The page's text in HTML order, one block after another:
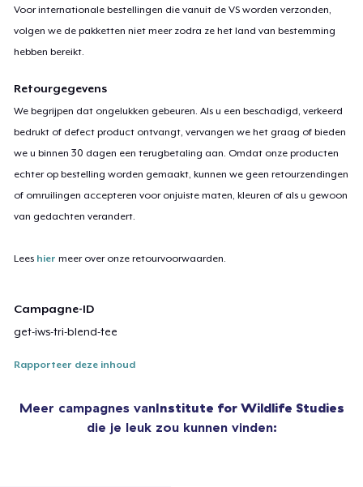
Voor internationale bestellingen die vanuit de VS worden verzonden,
volgen we de pakketten niet meer zodra ze het land van bestemming
hebben bereikt.
Retourgegevens
We begrijpen dat ongelukken gebeuren. Als u een beschadigd, verkeerd
bedrukt of defect product ontvangt, vervangen we het graag of bieden
we u binnen 30 dagen een terugbetaling aan. Omdat onze producten
echter op bestelling worden gemaakt, kunnen we geen retourzendingen
of omruilingen accepteren voor onjuiste maten, kleuren of als u gewoon
van gedachten verandert.
Lees hier meer over onze retourvoorwaarden.
Campagne-ID
get-iws-tri-blend-tee
Rapporteer deze inhoud
Meer campagnes vanInstitute for Wildlife Studies
die je leuk zou kunnen vinden: